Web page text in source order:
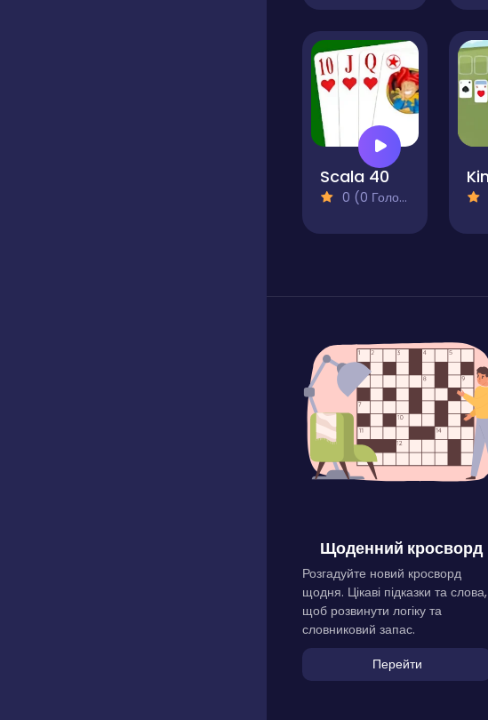
Scala 40
0 (0 Голосів)
Щоденний кросворд
Розгадуйте новий кросворд
щодня. Цікаві підказки та слова,
щоб розвинути логіку та
словниковий запас.
Перейти